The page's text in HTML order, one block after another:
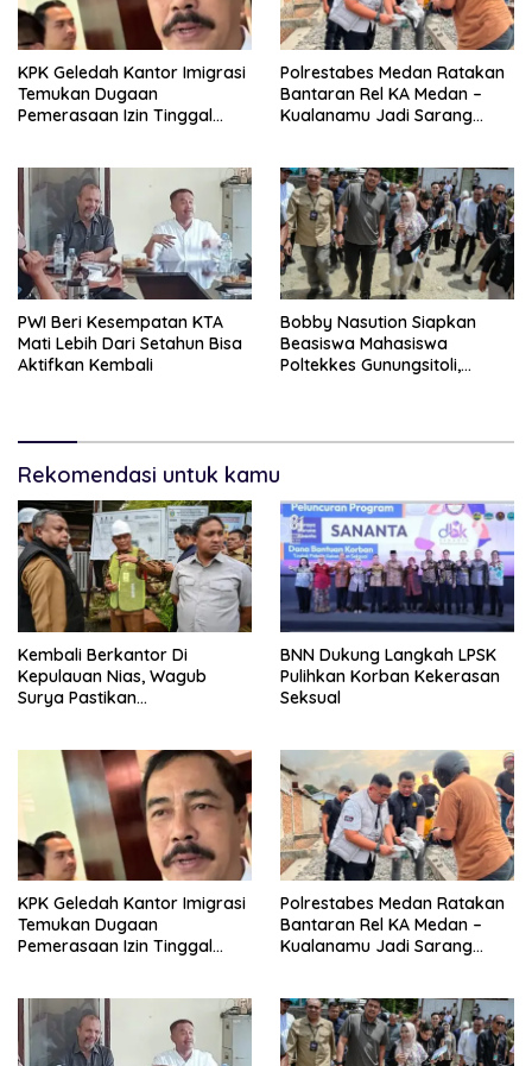
KPK Geledah Kantor Imigrasi
Temukan Dugaan
Pemerasaan Izin Tinggal
Polrestabes Medan Ratakan
Bantaran Rel KA Medan –
Kualanamu Jadi Sarang
Beragam Senjata Disita
PWI Beri Kesempatan KTA
Mati Lebih Dari Setahun Bisa
Aktifkan Kembali
Bobby Nasution Siapkan
Beasiswa Mahasiswa
Poltekkes Gunungsitoli,
Rekomendasi untuk kamu
Kembali Berkantor Di
Kepulauan Nias, Wagub
Surya Pastikan
Rencana
BNN Dukung Langkah LPSK
Pulihkan Korban Kekerasan
Seksual
KPK Geledah Kantor Imigrasi
Temukan Dugaan
Pemerasaan Izin Tinggal
Polrestabes Medan Ratakan
Bantaran Rel KA Medan –
Kualanamu Jadi Sarang
Beragam Senjata Disita